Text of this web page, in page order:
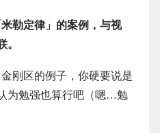
勒定律」的案例，与视
。
刚区的例子，你硬要说是
为勉强也算行吧（嗯…勉